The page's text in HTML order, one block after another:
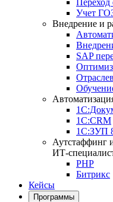
Учет
Внедрение и
SAP
1С:CRM
1С:ЗУП
Аутстаффинг
ИТ-
PHP
Битрикс
Кейсы
Программы